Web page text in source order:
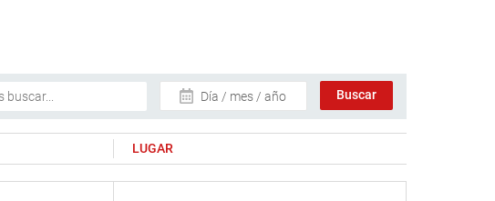
Día / mes / año
LUGAR